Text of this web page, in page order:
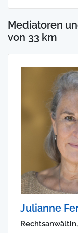
Mediatoren
von 33 km
Julianne